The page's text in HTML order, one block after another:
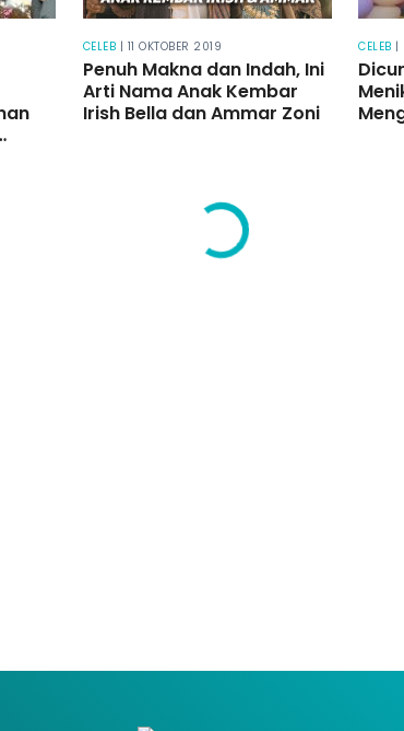
CELEB | 11 OKTOBER 2019
Penuh Makna dan Indah, Ini
Arti Nama Anak Kembar
Irish Bella dan Ammar Zoni
CELEB |